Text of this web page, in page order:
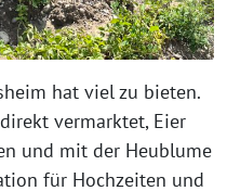
hat viel zu bieten.
vermarktet, Eier
und mit der Heublume
für Hochzeiten und